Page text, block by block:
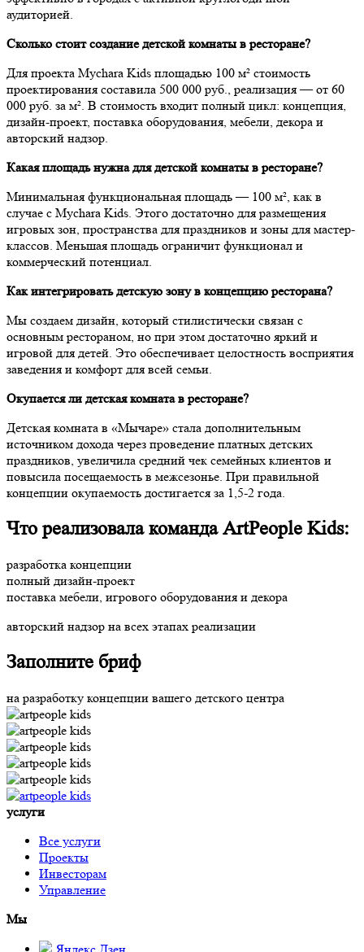
аудиторией.
Сколько стоит создание детской комнаты в ресторане?
Для проекта Mychara Kids площадью 100 м² стоимость
проектирования составила 500 000 руб., реализация — от 60
000 руб. за м². В стоимость входит полный цикл: концепция,
дизайн-проект, поставка оборудования, мебели, декора и
авторский надзор.
Какая площадь нужна для детской комнаты в ресторане?
Минимальная функциональная площадь — 100 м², как в
случае с Mychara Kids. Этого достаточно для размещения
игровых зон, пространства для праздников и зоны для мастер-
классов. Меньшая площадь ограничит функционал и
коммерческий потенциал.
Как интегрировать детскую зону в концепцию ресторана?
Мы создаем дизайн, который стилистически связан с
основным рестораном, но при этом достаточно яркий и
игровой для детей. Это обеспечивает целостность восприятия
заведения и комфорт для всей семьи.
Окупается ли детская комната в ресторане?
Детская комната в «Мычаре» стала дополнительным
источником дохода через проведение платных детских
праздников, увеличила средний чек семейных клиентов и
повысила посещаемость в межсезонье. При правильной
концепции окупаемость достигается за 1,5-2 года.
Что реализовала команда ArtPeople Kids:
разработка концепции
полный дизайн-проект
поставка мебели, игрового оборудования и декора
авторский надзор на всех этапах реализации
Заполните бриф
на разработку концепции вашего детского центра
услуги
Все услуги
Проекты
Инвесторам
Управление
Мы
Яндекс Дзен